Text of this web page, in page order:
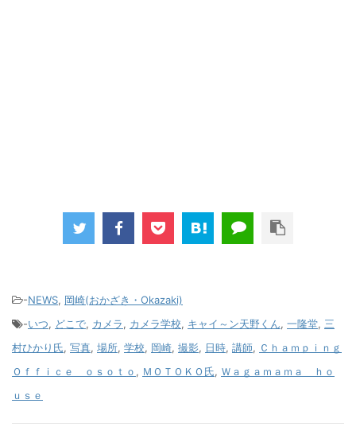
-NEWS, 岡崎(おかざき・Okazaki)
-いつ, どこで, カメラ, カメラ学校, キャイ～ン天野くん, 一隆堂, 三
村ひかり氏, 写真, 場所, 学校, 岡崎, 撮影, 日時, 講師, Ｃｈａｍｐｉｎｇ
Ｏｆｆｉｃｅ ｏｓｏｔｏ , ＭＯＴＯＫＯ氏, Ｗａｇａｍａｍａ ｈｏ
ｕｓｅ